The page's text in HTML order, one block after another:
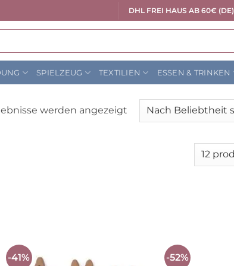
DHL FREI HAUS AB 60€ (DE)
SPIELZEUG TEXTILIEN ESSEN & TRINKEN
werden angezeigtNach
Beliebtheit
-41% -52%